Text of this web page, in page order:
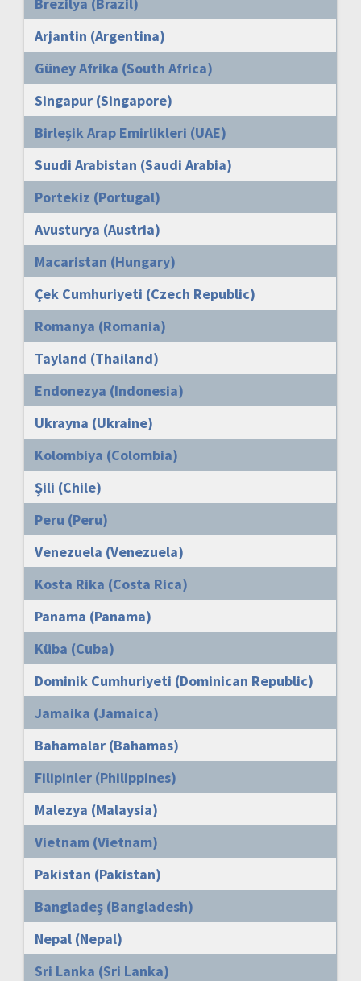
Arjantin (Argentina)
Güney Afrika (South Africa)
Singapur (Singapore)
Birleşik Arap Emirlikleri (UAE)
Suudi Arabistan (Saudi Arabia)
Portekiz (Portugal)
Avusturya (Austria)
Macaristan (Hungary)
Çek Cumhuriyeti (Czech Republic)
Romanya (Romania)
Tayland (Thailand)
Endonezya (Indonesia)
Ukrayna (Ukraine)
Kolombiya (Colombia)
Şili (Chile)
Peru (Peru)
Venezuela (Venezuela)
Kosta Rika (Costa Rica)
Panama (Panama)
Küba (Cuba)
Dominik Cumhuriyeti (Dominican Republic)
Jamaika (Jamaica)
Bahamalar (Bahamas)
Filipinler (Philippines)
Malezya (Malaysia)
Vietnam (Vietnam)
Pakistan (Pakistan)
Bangladeş (Bangladesh)
Nepal (Nepal)
Sri Lanka (Sri Lanka)